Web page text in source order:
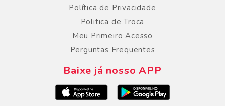
Política de Privacidade
Politica de Troca
Meu Primeiro Acesso
Perguntas Frequentes
Baixe já nosso APP